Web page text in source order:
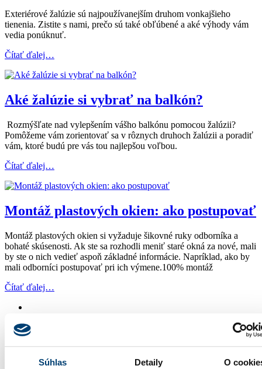
Súhlas Detaily O
Exteriérové žalúzie sú najpoužívanejším druhom vonkajšieho
tienenia. Zistite s nami, prečo sú také obľúbené a aké výhody vám
vedia ponúknuť.
Čítať ďalej…
Aké žalúzie si vybrať na balkón?
Rozmýšľate nad vylepšením vášho balkónu pomocou žalúzii?
Pomôžeme vám zorientovať sa v rôznych druhoch žalúzii a poradiť
vám, ktoré budú pre vás tou najlepšou voľbou.
Čítať ďalej…
Montáž plastových okien: ako postupovať
Montáž plastových okien si vyžaduje šikovné ruky odborníka a
bohaté skúsenosti. Ak ste sa rozhodli meniť staré okná za nové, mali
by ste o nich vedieť aspoň základné informácie. Napríklad, ako by
mali odborníci postupovať pri ich výmene.100% montáž
Čítať ďalej…